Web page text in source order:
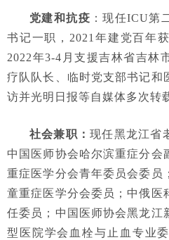
党建和抗疫 ：现任ICU第
书记一职，2021年建党百年
2022年3-4月支援吉林省吉林
疗队队长、临时党支部书记和
访并光明日报等自媒体多次转
社会兼职：现任黑龙江省
中国医师协会哈尔滨重症分会
重症医学分会青年委员会委员
童重症医学分会委员；中俄医
任委员；中国医师协会黑龙江
型医院学会血栓与止血专业